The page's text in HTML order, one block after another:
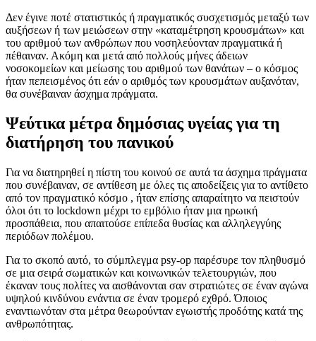
Δεν έγινε ποτέ στατιστικός ή πραγματικός συσχετισμός μεταξύ των
αυξήσεων ή των μειώσεων στην «καταμέτρηση κρουσμάτων» και
του αριθμού των ανθρώπων που νοσηλεύονταν πραγματικά ή
πέθαιναν. Ακόμη και μετά από πολλούς μήνες άδειων
νοσοκομείων και μείωσης του αριθμού των θανάτων – ο κόσμος
ήταν πεπεισμένος ότι εάν ο αριθμός των κρουσμάτων αυξανόταν,
θα συνέβαιναν άσχημα πράγματα.
Ψεύτικα μέτρα δημόσιας υγείας για τη
διατήρηση του πανικού
Για να διατηρηθεί η πίστη του κοινού σε αυτά τα άσχημα πράγματα
που συνέβαιναν, σε αντίθεση με όλες τις αποδείξεις για το αντίθετο
από τον πραγματικό κόσμο , ήταν επίσης απαραίτητο να πειστούν
όλοι ότι το lockdown μέχρι το εμβόλιο ήταν μια ηρωική
προσπάθεια, που απαιτούσε επίπεδα θυσίας και αλληλεγγύης
περιόδων πολέμου.
Για το σκοπό αυτό, το σύμπλεγμα psy-op παρέσυρε τον πληθυσμό
σε μια σειρά σωματικών και κοινωνικών τελετουργιών, που
έκαναν τους πολίτες να αισθάνονται σαν στρατιώτες σε έναν αγώνα
υψηλού κινδύνου ενάντια σε έναν τρομερό εχθρό. Όποιος
εναντιωνόταν στα μέτρα θεωρούνταν εγωιστής προδότης κατά της
ανθρωπότητας.